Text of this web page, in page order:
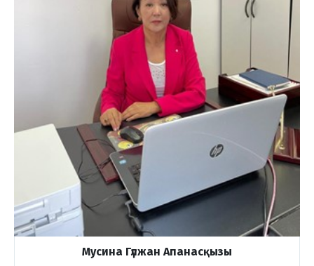
Мусина Гүлжан Апанасқызы